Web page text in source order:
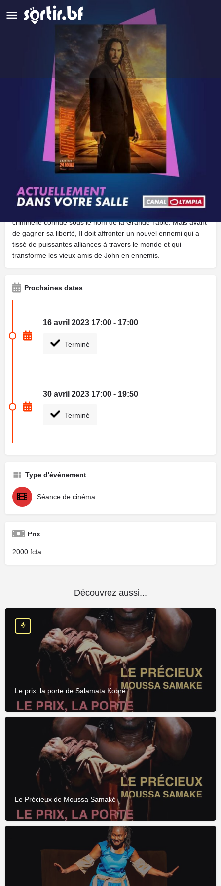
John Wick Chapitre 4
Genre: Action
Avis 0
Laisser un avis Ajouter aux favoris
Description
criminelle connue sous le nom de la Grande Table. Mais avant
de gagner sa liberté, Il doit affronter un nouvel ennemi qui a
tissé de puissantes alliances à travers le monde et qui
transforme les vieux amis de John en ennemis.
Prochaines dates
16 avril 2023 17:00 - 17:00
Terminé
30 avril 2023 17:00 - 19:50
Terminé
Type d'événement
Séance de cinéma
Prix
2000
Découvrez aussi...
Le prix, la porte de Salamata Kobré
Le Précieux de Moussa Samaké